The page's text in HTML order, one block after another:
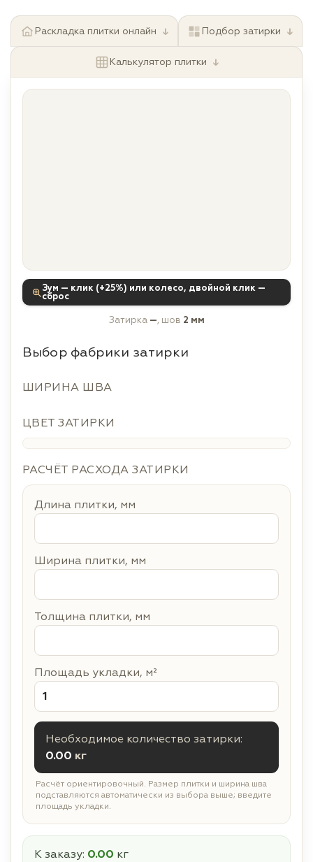
Раскладка плитки онлайн ↓ Подбор затирки ↓
Калькулятор плитки ↓
Зум — клик (+25%) или колесо, двойной клик —
сброс
Затирка —, шов 2 мм
Выбор фабрики затирки
ШИРИНА ШВА
ЦВЕТ ЗАТИРКИ
РАСЧЁТ РАСХОДА ЗАТИРКИ
Длина плитки, мм
Ширина плитки, мм
Толщина плитки, мм
Площадь укладки, м²
Необходимое количество затирки:
0.00 кг
Расчёт ориентировочный. Размер плитки и ширина шва
подставляются автоматически из выбора выше; введите
площадь укладки.
К заказу: 0.00 кг